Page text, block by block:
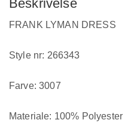
Beskrivelse
FRANK LYMAN DRESS
Style nr: 266343
Farve: 3007
Materiale: 100% Polyester